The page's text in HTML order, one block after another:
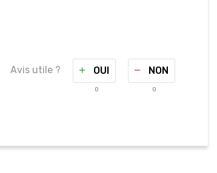
Avis utile ? OUI
0
NON
0